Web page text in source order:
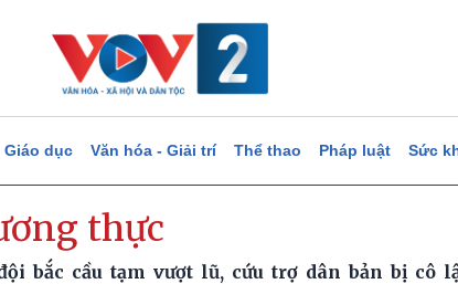
Giáo dục Văn hóa - Giải trí Thể thao Pháp luật Sức
thực
bắc cầu tạm vượt lũ, cứu trợ dân bản bị cô